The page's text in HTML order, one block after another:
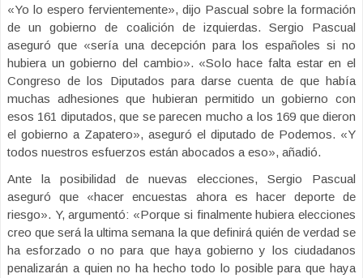
«Yo lo espero fervientemente», dijo Pascual sobre la formación
de un gobierno de coalición de izquierdas. Sergio Pascual
aseguró que «sería una decepción para los españoles si no
hubiera un gobierno del cambio». «Solo hace falta estar en el
Congreso de los Diputados para darse cuenta de que había
muchas adhesiones que hubieran permitido un gobierno con
esos 161 diputados, que se parecen mucho a los 169 que dieron
el gobierno a Zapatero», aseguró el diputado de Podemos. «Y
todos nuestros esfuerzos están abocados a eso», añadió.
Ante la posibilidad de nuevas elecciones, Sergio Pascual
aseguró que «hacer encuestas ahora es hacer deporte de
riesgo». Y, argumentó: «Porque si finalmente hubiera elecciones
creo que será la ultima semana la que definirá quién de verdad se
ha esforzado o no para que haya gobierno y los ciudadanos
penalizarán a quien no ha hecho todo lo posible para que haya